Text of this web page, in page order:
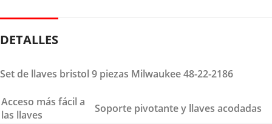
DETALLES
Set de llaves bristol 9 piezas Milwaukee 48-22-2186
Acceso más fácil a
las llaves
Soporte pivotante y llaves acodadas